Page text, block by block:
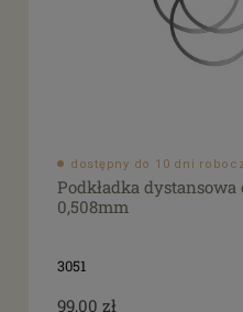
dostępny do 10 dni
Podkładka
0,508mm
3051
99,00 zł